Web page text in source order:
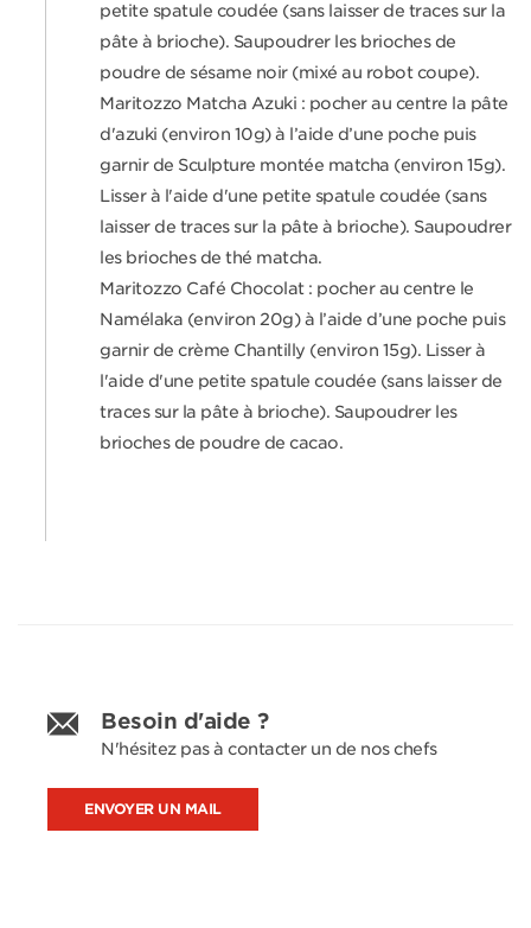
petite spatule coudée (sans laisser de traces sur la
pâte à brioche). Saupoudrer les brioches de
poudre de sésame noir (mixé au robot coupe).
Maritozzo Matcha Azuki : pocher au centre la pâte
d'azuki (environ 10g) à l’aide d’une poche puis
garnir de Sculpture montée matcha (environ 15g).
Lisser à l'aide d'une petite spatule coudée (sans
laisser de traces sur la pâte à brioche). Saupoudrer
les brioches de thé matcha.
Maritozzo Café Chocolat : pocher au centre le
Namélaka (environ 20g) à l’aide d’une poche puis
garnir de crème Chantilly (environ 15g). Lisser à
l'aide d'une petite spatule coudée (sans laisser de
traces sur la pâte à brioche). Saupoudrer les
brioches de poudre de cacao.
Besoin d'aide ?
N'hésitez pas à contacter un de nos chefs
ENVOYER UN MAIL